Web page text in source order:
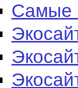
Самые